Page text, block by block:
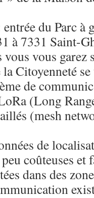
du Parc à
à 7331 Saint-
vous garez
Citoyenneté
de
(Long
(mesh
de
coûteuses et
dans des